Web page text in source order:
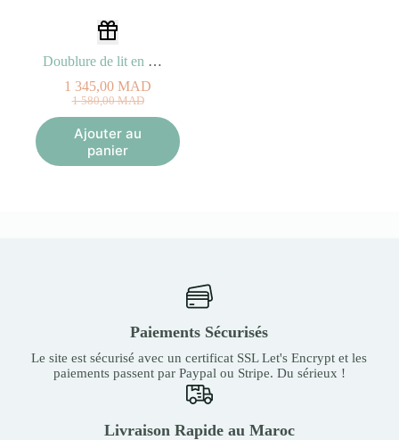
Doublure de lit en maille STOKKE SLEEPI V3
1 580,00MAD
Le
prix
initial
était :
1
1 345,00 MAD
Le
prix
actuel
est :
1
Ajouter au
panier
Paiements Sécurisés
Le site est sécurisé avec un certificat SSL Let's Encrypt et les
paiements passent par Paypal ou Stripe. Du sérieux !
Livraison Rapide au Maroc